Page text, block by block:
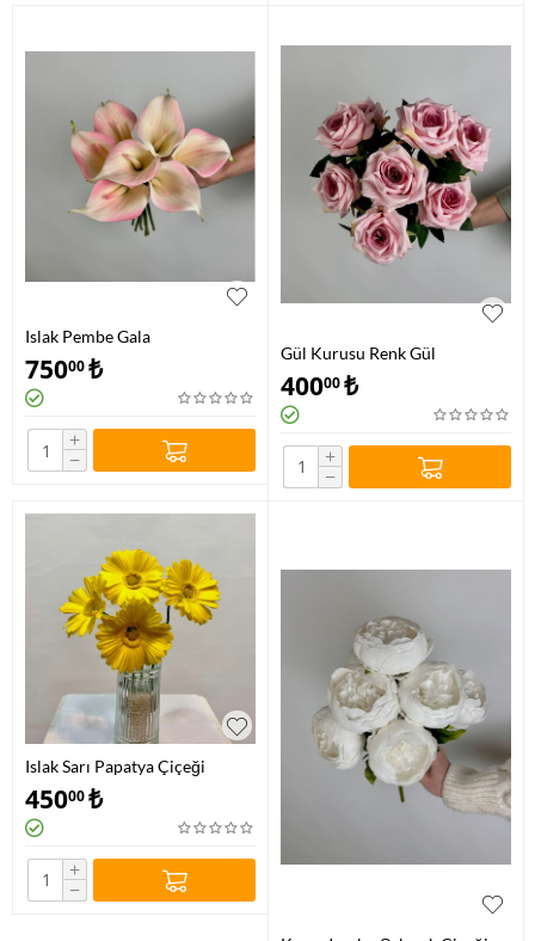
Islak Pembe Gala
75000₺
+
−
Gül Kurusu Renk Gül
40000₺
+
−
Islak Sarı Papatya Çiçeği
45000₺
+
−